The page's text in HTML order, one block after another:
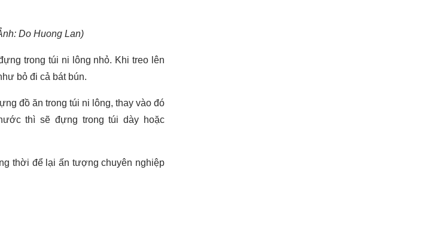
Do Huong Lan)
trong túi ni lông nhỏ. Khi treo lên
bỏ đi cả bát bún.
đồ ăn trong túi ni lông, thay vào đó
thì sẽ đựng trong túi dày hoặc
thời để lại ấn tượng chuyên nghiệp